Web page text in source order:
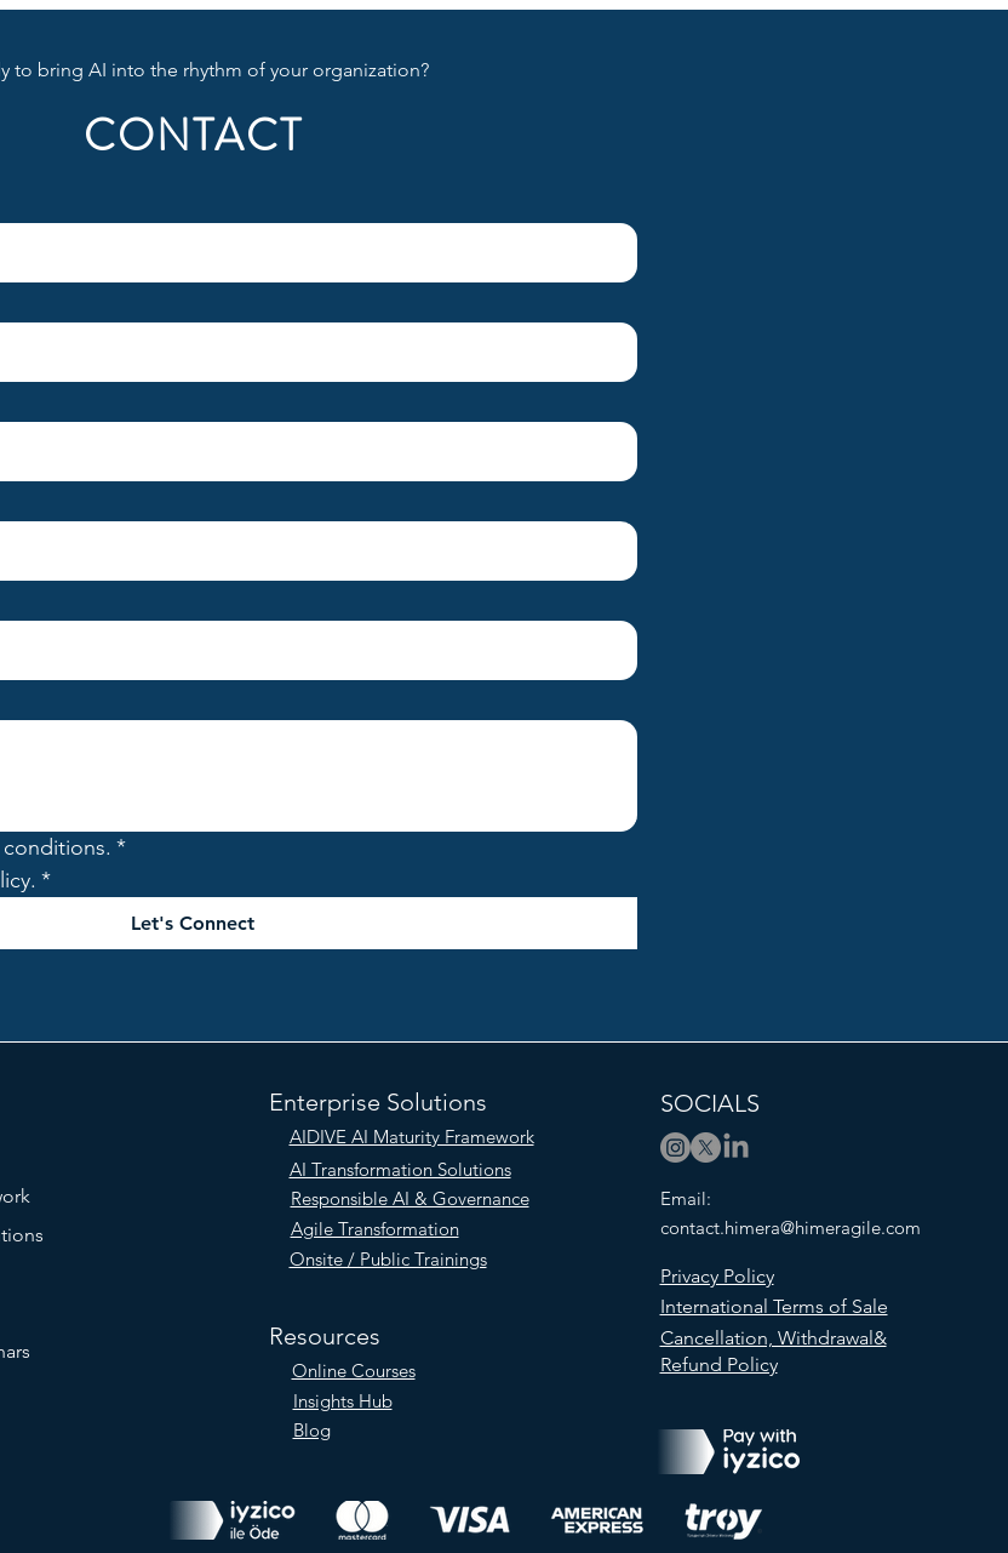
to bring AI into the rhythm of your organization?
CONTACT
*
*
Let's Connect
Enterprise Solutions
AIDIVE AI Maturity Framework
AI Transformation Solutions
Responsible AI & Governance
Agile Transformation
Onsite / Public Trainings
Resources
Online Courses
Insights Hub
Blog
SOCIALS
Email:
contact.himera@himeragile.com
Privacy Policy
International Terms of Sale
Cancellation, Withdrawal&
Refund Policy